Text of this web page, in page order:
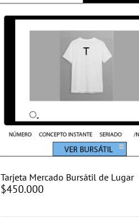
Tarjeta Mercado Bursátil de Lugar
$450.000